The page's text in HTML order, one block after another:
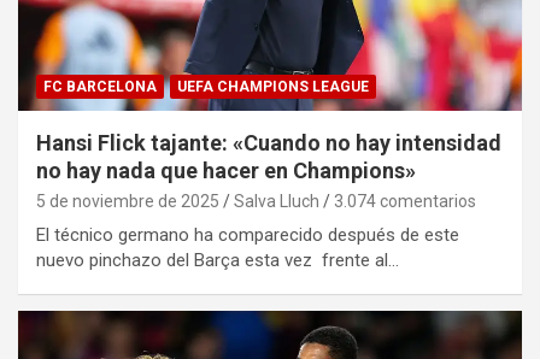
FC BARCELONA UEFA CHAMPIONS LEAGUE
Hansi Flick tajante: «Cuando no hay intensidad
no hay nada que hacer en Champions»
5 de noviembre de 2025 Salva Lluch 3.074 comentarios
El técnico germano ha comparecido después de este
nuevo pinchazo del Barça esta vez frente al…